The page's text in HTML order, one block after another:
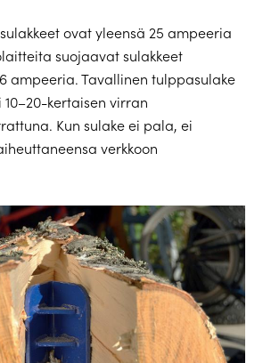
ovat yleensä 25 ampeeria
suojaavat sulakkeet
ampeeria. Tavallinen tulppasulake
kertaisen virran
Kun sulake ei pala, ei
verkkoon